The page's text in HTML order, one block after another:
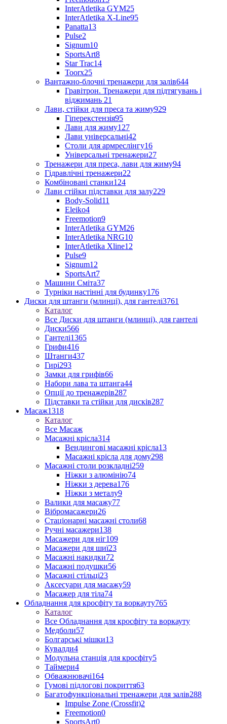
InterAtletika GYM25
InterAtletika X-Line95
Panatta13
Pulse2
Signum10
SportsArt8
Star Trac14
Toorx25
Вантажно-блочні тренажери для залів644
Гравітрон. Тренажери для підтягувань і
віджимань 21
Лави, стійки для преса та жиму929
Гіперекстензія95
Лави для жиму127
Лави універсальні42
Столи для армреслінгу16
Універсальні тренажери27
Тренажери для преса, лави для жиму94
Гідравлічні тренажери22
Комбіновані станки124
Лави стійки підставки для залу229
Body-Solid11
Eleiko4
Freemotion9
InterAtletika GYM26
InterAtletika NRG10
InterAtletika Xline12
Pulse9
Signum12
SportsArt7
Машини Сміта37
Турніки настінні для будинку176
Диски для штанги (млинці), для гантелі3761
Каталог
Все Диски для штанги (млинці), для гантелі
Диски566
Гантелі1365
Грифи416
Штанги437
Гирі293
Замки для грифів66
Набори лава та штанга44
Опції до тренажерів287
Підставки та стійки для дисків287
Масаж1318
Каталог
Все Масаж
Масажні крісла314
Вендингові масажні крісла13
Масажні крісла для дому298
Масажні столи розкладні259
Ніжки з алюмінію74
Ніжки з дерева176
Ніжки з металу9
Валики для масажу77
Вібромасажери26
Стаціонарні масажні столи68
Ручні масажери138
Масажери для ніг109
Масажери для шиї23
Масажні накидки72
Масажні подушки56
Масажні стільці23
Аксесуари для масажу59
Масажер для тіла74
Обладнання для кросфіту та воркауту765
Каталог
Все Обладнання для кросфіту та воркауту
Медболи57
Болгарські мішки13
Кувалди4
Модульна станція для кросфіту5
Таймери4
Обважнювачі164
Гумові підлогові покриття63
Багатофункціональні тренажери для залів288
Impulse Zone (Crossfit)2
Freemotion0
SportsArt0